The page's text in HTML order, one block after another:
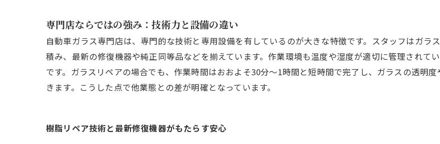
専門店ならではの強み：技術力と設備の違い
自動車ガラス専門店は、専門的な技術と専用設備を有しているのが大きな特徴です。スタッフはガラ
積み、最新の修復機器や純正同等品などを揃えています。作業環境も温度や湿度が適切に管理されて
です。ガラスリペアの場合でも、作業時間はおおよそ30分～1時間と短時間で完了し、ガラスの透明
きます。こうした点で他業態との差が明確となっています。
樹脂リペア技術と最新修復機器がもたらす安心